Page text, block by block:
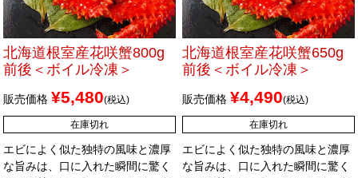
北海道根室産花咲蟹800g
前後＜ボイル冷凍＞
販売価格 ¥5,480 税込
在庫切れ
エビによく似た独特の風味と濃厚
な旨みは、口に入れた瞬間に驚く
北海道根室産花咲蟹650g
前後＜ボイル冷凍＞
販売価格 ¥4,490 税込
在庫切れ
エビによく似た独特の風味と濃厚
な旨みは、口に入れた瞬間に驚く